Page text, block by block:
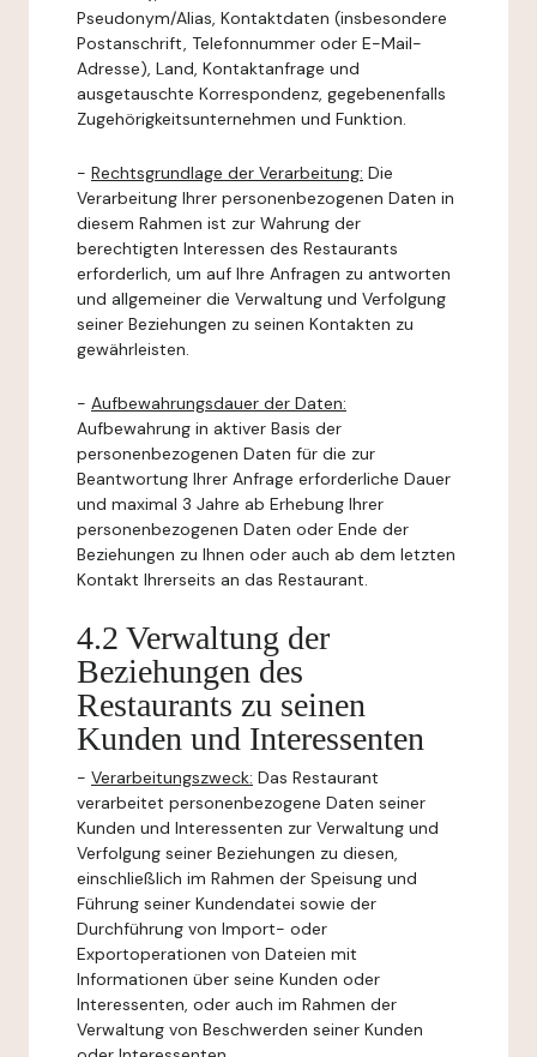
Pseudonym/Alias, Kontaktdaten (insbesondere
Postanschrift, Telefonnummer oder E-Mail-
Adresse), Land, Kontaktanfrage und
ausgetauschte Korrespondenz, gegebenenfalls
Zugehörigkeitsunternehmen und Funktion.
- Rechtsgrundlage der Verarbeitung: Die
Verarbeitung Ihrer personenbezogenen Daten in
diesem Rahmen ist zur Wahrung der
berechtigten Interessen des Restaurants
erforderlich, um auf Ihre Anfragen zu antworten
und allgemeiner die Verwaltung und Verfolgung
seiner Beziehungen zu seinen Kontakten zu
gewährleisten.
- Aufbewahrungsdauer der Daten:
Aufbewahrung in aktiver Basis der
personenbezogenen Daten für die zur
Beantwortung Ihrer Anfrage erforderliche Dauer
und maximal 3 Jahre ab Erhebung Ihrer
personenbezogenen Daten oder Ende der
Beziehungen zu Ihnen oder auch ab dem letzten
Kontakt Ihrerseits an das Restaurant.
4.2 Verwaltung der
Beziehungen des
Restaurants zu seinen
Kunden und Interessenten
- Verarbeitungszweck: Das Restaurant
verarbeitet personenbezogene Daten seiner
Kunden und Interessenten zur Verwaltung und
Verfolgung seiner Beziehungen zu diesen,
einschließlich im Rahmen der Speisung und
Führung seiner Kundendatei sowie der
Durchführung von Import- oder
Exportoperationen von Dateien mit
Informationen über seine Kunden oder
Interessenten, oder auch im Rahmen der
Verwaltung von Beschwerden seiner Kunden